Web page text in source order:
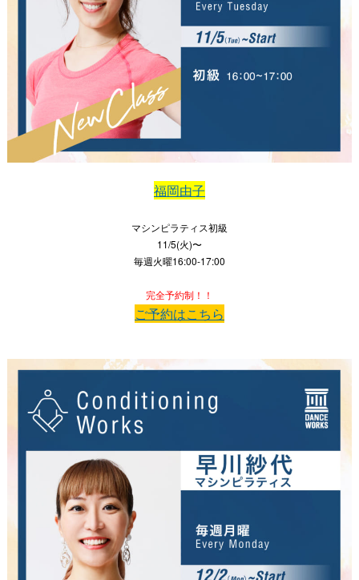
福岡由子
マシンピラティス初級
11/5(火)〜
毎週火曜16:00-17:00
完全予約制！！
ご予約はこちら